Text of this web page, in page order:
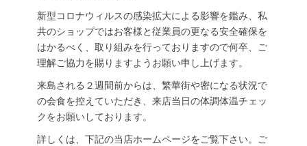
新型コロナウィルスの感染拡大による影響を鑑み、私
共のショップではお客様と従業員の更なる安全確保を
はかるべく、取り組みを行っておりますので何卒、ご
理解ご協力を賜りますようお願い申し上げます。
来島される２週間前からは、繁華街や密になる状況で
の会食を控えていただき、来店当日の体調体温チェッ
クをお願いしております。
詳しくは、下記の当店ホームページをご覧下さい。ご